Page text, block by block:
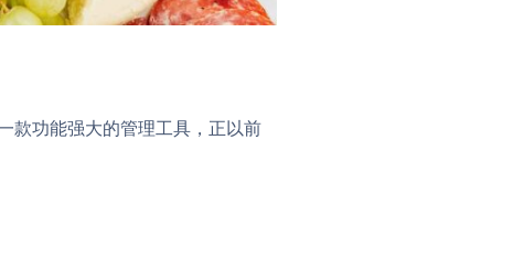
款功能强大的管理工具，正以前